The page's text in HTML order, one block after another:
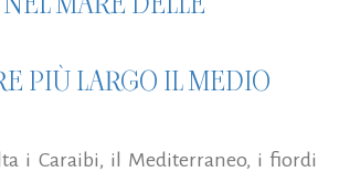
PIÙ LARGO IL MEDIO
i Caraibi, il Mediterraneo, i fiordi